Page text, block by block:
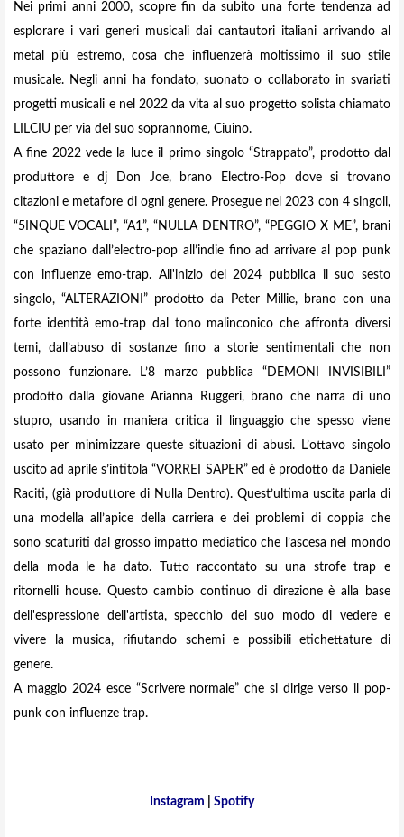
Nei primi anni 2000, scopre fin da subito una forte tendenza ad
esplorare i vari generi musicali dai cantautori italiani arrivando al
metal più estremo, cosa che influenzerà moltissimo il suo stile
musicale. Negli anni ha fondato, suonato o collaborato in svariati
progetti musicali e nel 2022 da vita al suo progetto solista chiamato
LILCIU per via del suo soprannome, Ciuino.
A fine 2022 vede la luce il primo singolo “Strappato”, prodotto dal
produttore e dj Don Joe, brano Electro-Pop dove si trovano
citazioni e metafore di ogni genere. Prosegue nel 2023 con 4 singoli,
“5INQUE VOCALI”, “A1”, “NULLA DENTRO”, “PEGGIO X ME”, brani
che spaziano dall’electro-pop all’indie fino ad arrivare al pop punk
con influenze emo-trap. All'inizio del 2024 pubblica il suo sesto
singolo, “ALTERAZIONI” prodotto da Peter Millie, brano con una
forte identità emo-trap dal tono malinconico che affronta diversi
temi, dall’abuso di sostanze fino a storie sentimentali che non
possono funzionare. L’8 marzo pubblica “DEMONI INVISIBILI”
prodotto dalla giovane Arianna Ruggeri, brano che narra di uno
stupro, usando in maniera critica il linguaggio che spesso viene
usato per minimizzare queste situazioni di abusi. L’ottavo singolo
uscito ad aprile s’intitola “VORREI SAPER” ed è prodotto da Daniele
Raciti, (già produttore di Nulla Dentro). Quest’ultima uscita parla di
una modella all’apice della carriera e dei problemi di coppia che
sono scaturiti dal grosso impatto mediatico che l’ascesa nel mondo
della moda le ha dato. Tutto raccontato su una strofe trap e
ritornelli house. Questo cambio continuo di direzione è alla base
dell'espressione dell'artista, specchio del suo modo di vedere e
vivere la musica, rifiutando schemi e possibili etichettature di
genere.
A maggio 2024 esce “Scrivere normale” che si dirige verso il pop-
punk con influenze trap.
Instagram Spotify